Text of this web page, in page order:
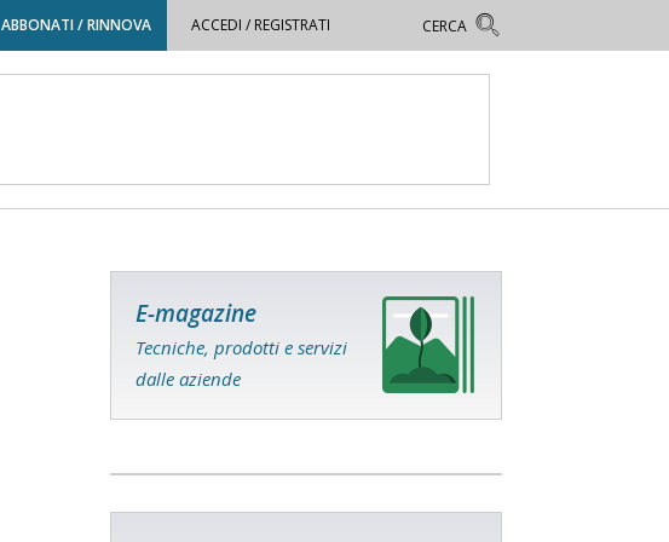
ABBONATI / RINNOVA ACCEDI / REGISTRATI
E-magazine
Tecniche, prodotti e servizi
dalle aziende